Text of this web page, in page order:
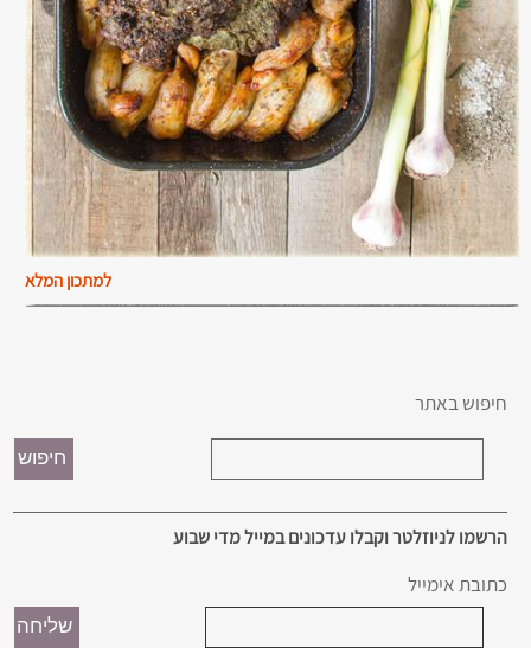
למתכון המלא
חיפוש באתר
הרשמו לניוזלטר וקבלו עדכונים במייל מדי שבוע
כתובת אימייל